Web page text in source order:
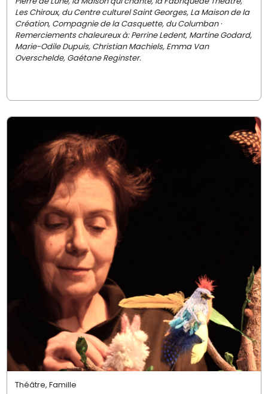
Les Chiroux, du Centre culturel Saint Georges, La Maison de la
Création, Compagnie de la Casquette, du Columban ·
Remerciements chaleureux à: Perrine Ledent, Martine Godard,
Marie-Odile Dupuis, Christian Machiels, Emma Van
Overschelde, Gaétane Reginster.
Théâtre, Famille